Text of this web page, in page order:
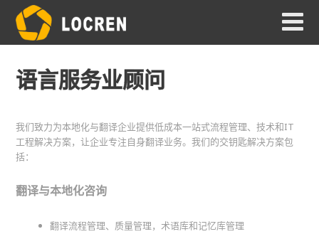
语言服务业顾问
我们致力为本地化与翻译企业提供低成本一站式流程管理、技术和IT
工程解决方案，让企业专注自身翻译业务。我们的交钥匙解决方案包
括：
翻译与本地化咨询
翻译流程管理、质量管理，术语库和记忆库管理